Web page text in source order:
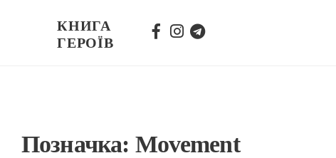
КНИГА
ГЕРОЇВ
Позначка: Movement